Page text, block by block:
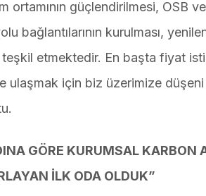
ortamının güçlendirilmesi, OSB
bağlantılarının kurulması,
teşkil etmektedir. En başta fiyat
ulaşmak için biz üzerimize
GÖRE KURUMSAL KARBON
İLK ODA OLDUK”